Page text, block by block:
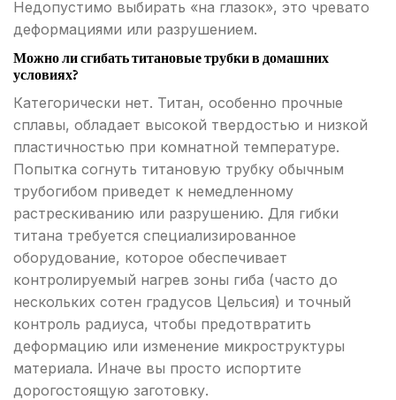
Недопустимо выбирать «на глазок», это чревато
деформациями или разрушением.
Можно ли сгибать титановые трубки в домашних
условиях?
Категорически нет. Титан, особенно прочные
сплавы, обладает высокой твердостью и низкой
пластичностью при комнатной температуре.
Попытка согнуть титановую трубку обычным
трубогибом приведет к немедленному
растрескиванию или разрушению. Для гибки
титана требуется специализированное
оборудование, которое обеспечивает
контролируемый нагрев зоны гиба (часто до
нескольких сотен градусов Цельсия) и точный
контроль радиуса, чтобы предотвратить
деформацию или изменение микроструктуры
материала. Иначе вы просто испортите
дорогостоящую заготовку.